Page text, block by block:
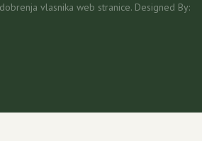
vlasnika web stranice. Designed By: